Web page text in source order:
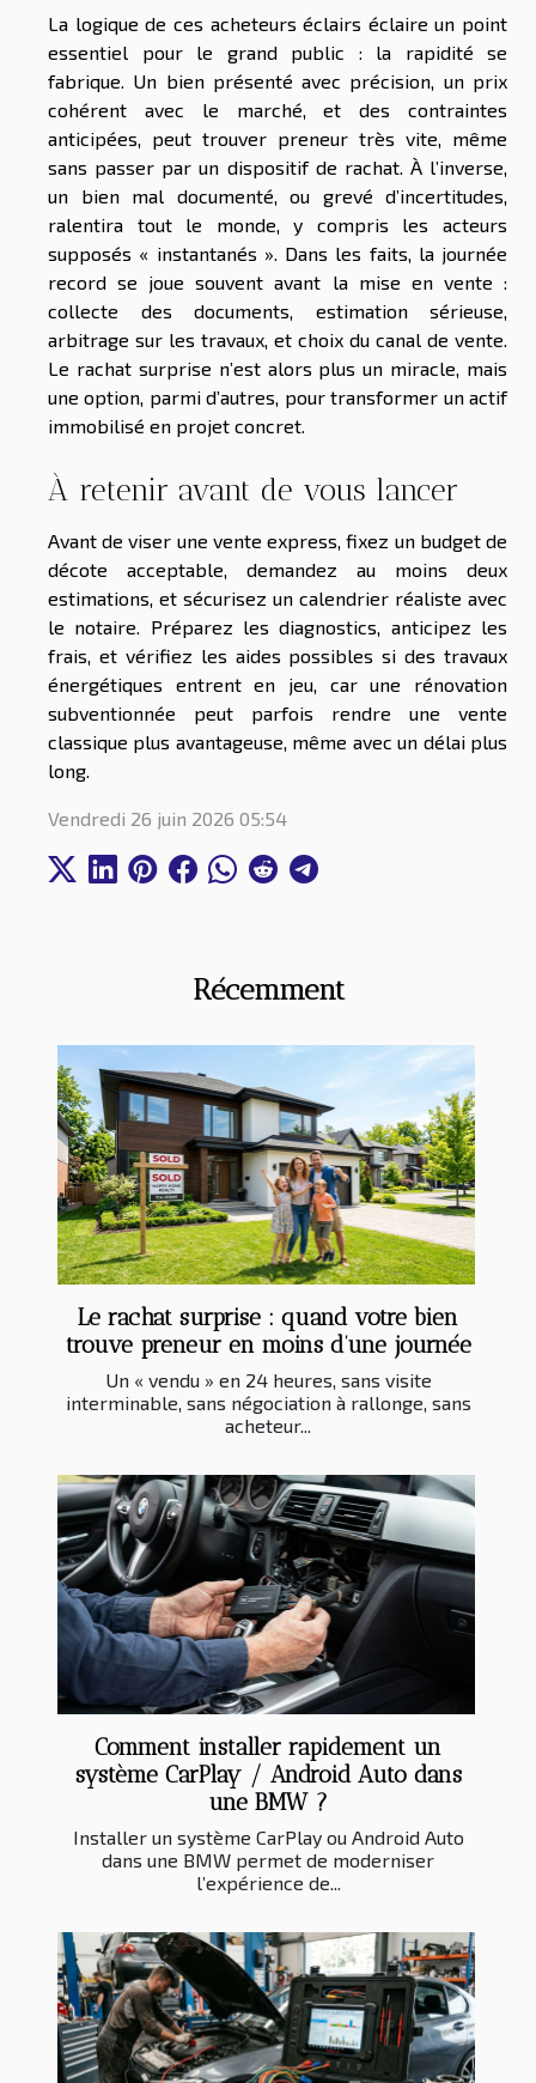
Récemment
Le rachat surprise : quand votre bien
trouve preneur en moins d’une journée
Un « vendu » en 24 heures, sans visite
interminable, sans négociation à rallonge, sans
acheteur...
Comment installer rapidement un
système CarPlay / Android Auto dans
une BMW ?
Installer un système CarPlay ou Android Auto
dans une BMW permet de moderniser
l’expérience de...
La logique de ces acheteurs éclairs éclaire un point
essentiel pour le grand public : la rapidité se
fabrique. Un bien présenté avec précision, un prix
cohérent avec le marché, et des contraintes
anticipées, peut trouver preneur très vite, même
sans passer par un dispositif de rachat. À l’inverse,
un bien mal documenté, ou grevé d’incertitudes,
ralentira tout le monde, y compris les acteurs
supposés « instantanés ». Dans les faits, la journée
record se joue souvent avant la mise en vente :
collecte des documents, estimation sérieuse,
arbitrage sur les travaux, et choix du canal de vente.
Le rachat surprise n’est alors plus un miracle, mais
une option, parmi d’autres, pour transformer un actif
immobilisé en projet concret.
À retenir avant de vous lancer
Avant de viser une vente express, fixez un budget de
décote acceptable, demandez au moins deux
estimations, et sécurisez un calendrier réaliste avec
le notaire. Préparez les diagnostics, anticipez les
frais, et vérifiez les aides possibles si des travaux
énergétiques entrent en jeu, car une rénovation
subventionnée peut parfois rendre une vente
classique plus avantageuse, même avec un délai plus
long.
Vendredi 26 juin 2026 05:54